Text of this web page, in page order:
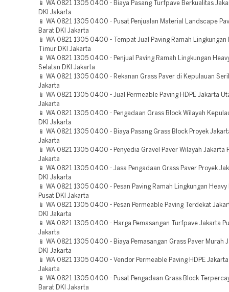
📱 WA 0821 1305 0400 - Biaya Pasang Turfpave Berkualitas
DKI Jakarta
📱 WA 0821 1305 0400 - Pusat Penjualan Material Landscape
Barat DKI Jakarta
📱 WA 0821 1305 0400 - Tempat Jual Paving Ramah Lingkungan
Timur DKI Jakarta
📱 WA 0821 1305 0400 - Penjual Paving Ramah Lingkungan
Selatan DKI Jakarta
📱 WA 0821 1305 0400 - Rekanan Grass Paver di Kepulauan
Jakarta
📱 WA 0821 1305 0400 - Jual Permeable Paving HDPE Jakarta
Jakarta
📱 WA 0821 1305 0400 - Pengadaan Grass Block Wilayah
DKI Jakarta
📱 WA 0821 1305 0400 - Biaya Pasang Grass Block Proyek
Jakarta
📱 WA 0821 1305 0400 - Penyedia Gravel Paver Wilayah Jakarta
Jakarta
📱 WA 0821 1305 0400 - Jasa Pengadaan Grass Paver Proyek
DKI Jakarta
📱 WA 0821 1305 0400 - Pesan Paving Ramah Lingkungan Heavy
Pusat DKI Jakarta
📱 WA 0821 1305 0400 - Pesan Permeable Paving Terdekat
DKI Jakarta
📱 WA 0821 1305 0400 - Harga Pemasangan Turfpave Jakarta
Jakarta
📱 WA 0821 1305 0400 - Biaya Pemasangan Grass Paver Murah
DKI Jakarta
📱 WA 0821 1305 0400 - Vendor Permeable Paving HDPE
Jakarta
📱 WA 0821 1305 0400 - Pusat Pengadaan Grass Block
Barat DKI Jakarta